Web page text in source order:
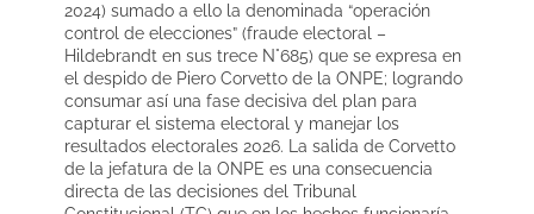
2024) sumado a ello la denominada “operación
control de elecciones” (fraude electoral –
Hildebrandt en sus trece N°685) que se expresa en
el despido de Piero Corvetto de la ONPE; logrando
consumar así una fase decisiva del plan para
capturar el sistema electoral y manejar los
resultados electorales 2026. La salida de Corvetto
de la jefatura de la ONPE es una consecuencia
directa de las decisiones del Tribunal